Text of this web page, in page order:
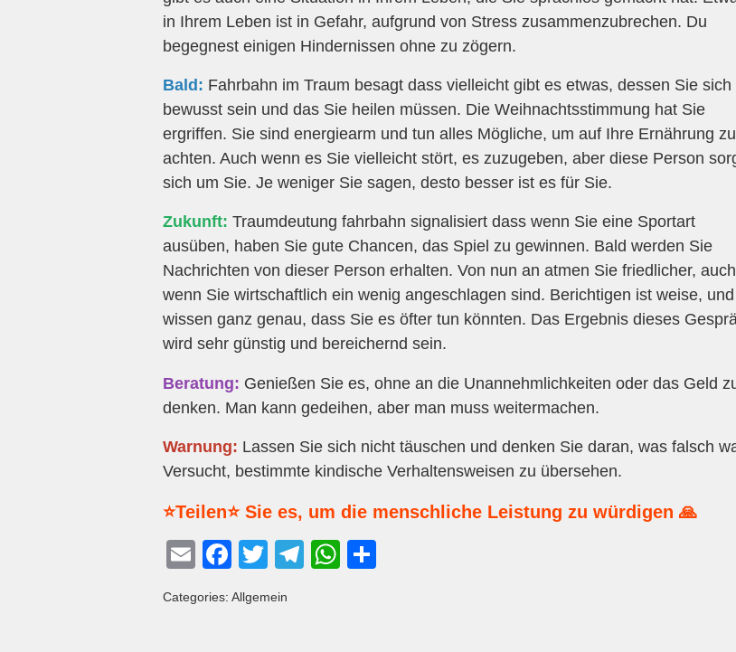
in Ihrem Leben ist in Gefahr, aufgrund von Stress zusammenzubrechen. Du
begegnest einigen Hindernissen ohne zu zögern.
Bald: Fahrbahn im Traum besagt dass vielleicht gibt es etwas, dessen Sie sich
bewusst sein und das Sie heilen müssen. Die Weihnachtsstimmung hat Sie
ergriffen. Sie sind energiearm und tun alles Mögliche, um auf Ihre Ernährung zu
achten. Auch wenn es Sie vielleicht stört, es zuzugeben, aber diese Person
sich um Sie. Je weniger Sie sagen, desto besser ist es für Sie.
Zukunft: Traumdeutung fahrbahn signalisiert dass wenn Sie eine Sportart
ausüben, haben Sie gute Chancen, das Spiel zu gewinnen. Bald werden Sie
Nachrichten von dieser Person erhalten. Von nun an atmen Sie friedlicher, auch
wenn Sie wirtschaftlich ein wenig angeschlagen sind. Berichtigen ist weise,
wissen ganz genau, dass Sie es öfter tun könnten. Das Ergebnis dieses
wird sehr günstig und bereichernd sein.
Beratung: Genießen Sie es, ohne an die Unannehmlichkeiten oder das Geld
denken. Man kann gedeihen, aber man muss weitermachen.
Warnung: Lassen Sie sich nicht täuschen und denken Sie daran, was falsch
Versucht, bestimmte kindische Verhaltensweisen zu übersehen.
⭐Teilen⭐ Sie es, um die menschliche Leistung zu würdigen 🙏
E
ail
F
c
T
tt
T
W
Categories: Allgemein